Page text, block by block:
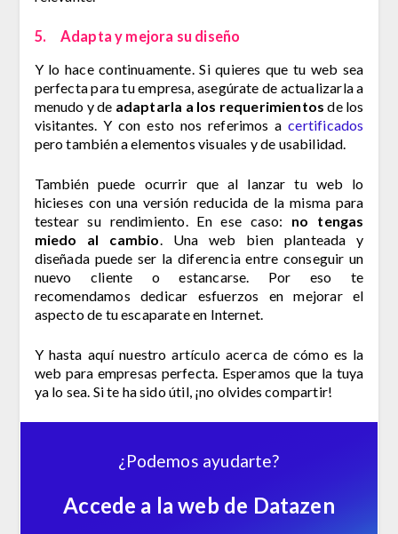
5. Adapta y mejora su diseño
Y lo hace continuamente. Si quieres que tu web sea
perfecta para tu empresa, asegúrate de actualizarla a
menudo y de adaptarla a los requerimientos de los
visitantes. Y con esto nos referimos acertificados
pero también a elementos visuales y de usabilidad.
También puede ocurrir que al lanzar tu web lo
hicieses con una versión reducida de la misma para
testear su rendimiento. En ese caso: no tengas
miedo al cambio. Una web bien planteada y
diseñada puede ser la diferencia entre conseguir un
nuevo cliente o estancarse. Por eso te
recomendamos dedicar esfuerzos en mejorar el
aspecto de tu escaparate en Internet.
Y hasta aquí nuestro artículo acerca de cómo es la
web para empresas perfecta. Esperamos que la tuya
ya lo sea. Si te ha sido útil, ¡no olvides compartir!
¿Podemos ayudarte?
Accede a la web de Datazen